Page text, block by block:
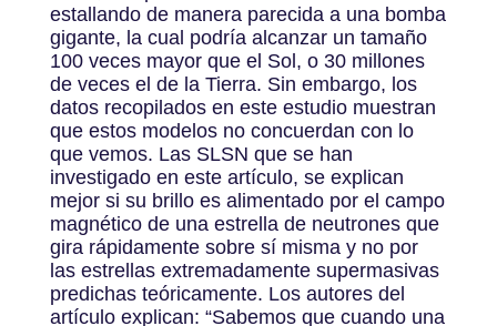
estallando de manera parecida a una bomba
gigante, la cual podría alcanzar un tamaño
100 veces mayor que el Sol, o 30 millones
de veces el de la Tierra. Sin embargo, los
datos recopilados en este estudio muestran
que estos modelos no concuerdan con lo
que vemos. Las SLSN que se han
investigado en este artículo, se explican
mejor si su brillo es alimentado por el campo
magnético de una estrella de neutrones que
gira rápidamente sobre sí misma y no por
las estrellas extremadamente supermasivas
predichas teóricamente. Los autores del
artículo explican: “Sabemos que cuando una